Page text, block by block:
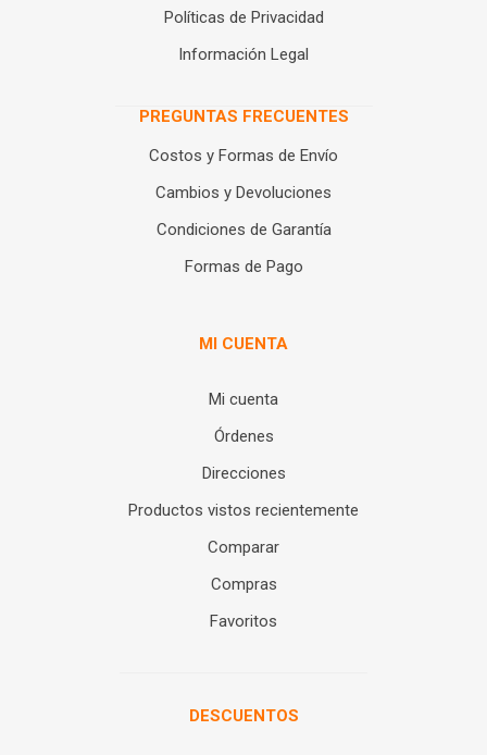
Políticas de Privacidad
Información Legal
PREGUNTAS FRECUENTES
Costos y Formas de Envío
Cambios y Devoluciones
Condiciones de Garantía
Formas de Pago
MI CUENTA
Mi cuenta
Órdenes
Direcciones
Productos vistos recientemente
Comparar
Compras
Favoritos
DESCUENTOS